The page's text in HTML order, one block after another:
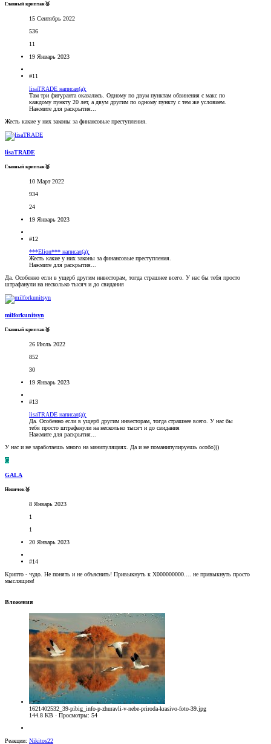
Главный криптан🥉
15 Сентябрь 2022
536
11
19 Январь 2023
#11
lisaTRADE написал(а):
Там три фигуранта оказались. Одному по двум пунктам обвинения с макс по
каждому пункту 20 лет, а двум другим по одному пункту с тем же условием.
Нажмите для раскрытия...
Жесть какие у них законы за финансовые преступления.
lisaTRADE
Главный криптан🥈
10 Март 2022
934
24
19 Январь 2023
#12
***Elion*** написал(а):
Жесть какие у них законы за финансовые преступления.
Нажмите для раскрытия...
Да. Особенно если в ущерб другим инвесторам, тогда страшнее всего. У нас бы тебя просто
штрафанули на несколько тысяч и до свидания
milforkunitsyn
Главный криптан🥉
26 Июль 2022
852
30
19 Январь 2023
#13
lisaTRADE написал(а):
Да. Особенно если в ущерб другим инвесторам, тогда страшнее всего. У нас бы
тебя просто штрафанули на несколько тысяч и до свидания
Нажмите для раскрытия...
У нас и не заработаешь много на манипуляциях. Да и не поманипулируешь особо)))
G
GALA
Новичок🥉
8 Январь 2023
1
1
20 Январь 2023
#14
Крипто - чудо. Не понять и не объяснить! Привыкнуть к X000000000.... не привыкнуть просто
мыслящим!
Вложения
1621402532_39-pibig_info-p-zhuravli-v-nebe-priroda-krasivo-foto-39.jpg
144.8 KB · Просмотры: 54
Реакции: Nikitos22